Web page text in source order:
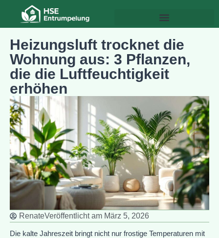
Heizungsluft trocknet die
Wohnung aus: 3 Pflanzen,
die die Luftfeuchtigkeit
erhöhen
RenateVeröffentlicht am März 5, 2026
Die kalte Jahreszeit bringt nicht nur frostige Temperaturen mit